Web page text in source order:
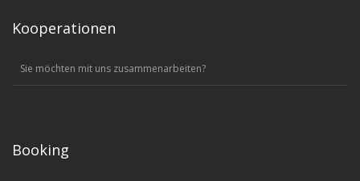
Kooperationen
Sie möchten mit uns zusammenarbeiten?
Booking